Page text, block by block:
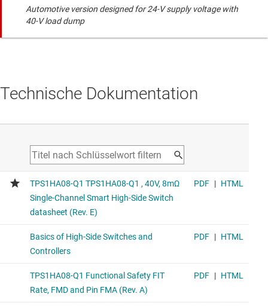
Automotive version designed for 24-V supply voltage with
40-V load dump
Technische Dokumentation